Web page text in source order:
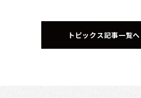
トピックス記事一覧へ